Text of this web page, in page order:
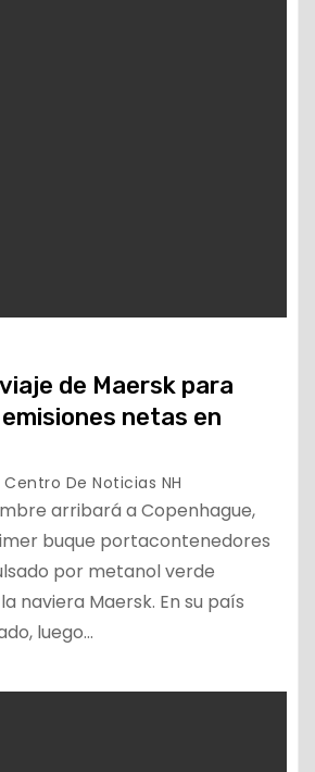
de Maersk para
netas en
Centro De Noticias NH
arribará a Copenhague,
buque portacontenedores
por metanol verde
naviera Maersk. En su país
luego…